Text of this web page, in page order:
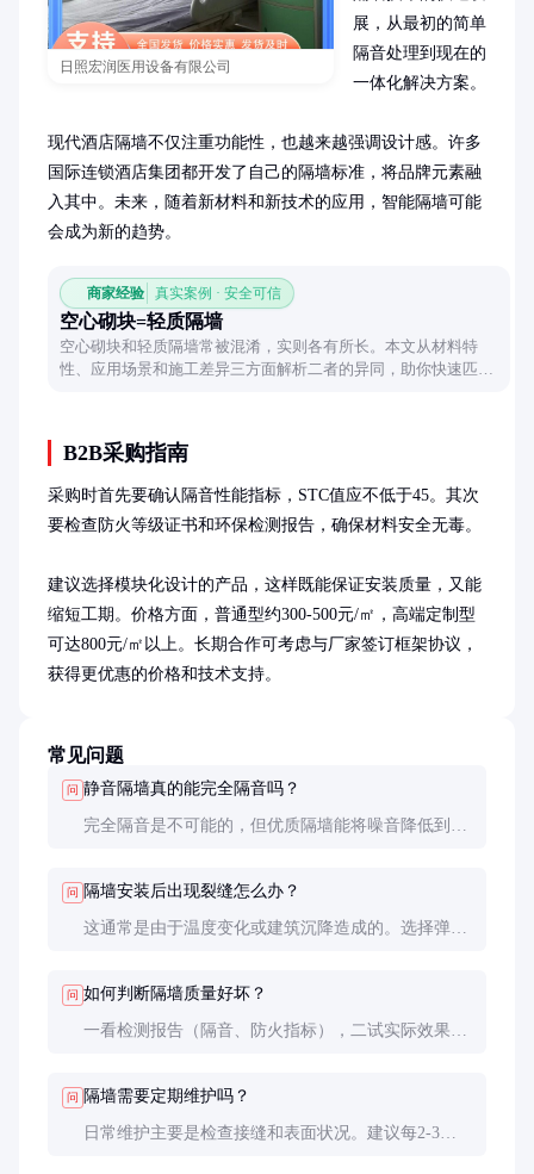
日照宏润医用设备有限公司
展，从最初的简单
隔音处理到现在的
一体化解决方案。
现代酒店隔墙不仅注重功能性，也越来越强调设计感。许多
国际连锁酒店集团都开发了自己的隔墙标准，将品牌元素融
入其中。未来，随着新材料和新技术的应用，智能隔墙可能
会成为新的趋势。
商家经验 真实案例 · 安全可信
空心砌块=轻质隔墙
空心砌块和轻质隔墙常被混淆，实则各有所长。本文从材料特
性、应用场景和施工差异三方面解析二者的异同，助你快速匹配
B2B采购指南
采购时首先要确认隔音性能指标，STC值应不低于45。其次
要检查防火等级证书和环保检测报告，确保材料安全无毒。
建议选择模块化设计的产品，这样既能保证安装质量，又能
缩短工期。价格方面，普通型约300-500元/㎡，高端定制型
可达800元/㎡以上。长期合作可考虑与厂家签订框架协议，
获得更优惠的价格和技术支持。
常见问题
问 静音隔墙真的能完全隔音吗？
完全隔音是不可能的，但优质隔墙能将噪音降低到不
问 隔墙安装后出现裂缝怎么办？
这通常是由于温度变化或建筑沉降造成的。选择弹性
问 如何判断隔墙质量好坏？
一看检测报告（隔音、防火指标），二试实际效果
问 隔墙需要定期维护吗？
日常维护主要是检查接缝和表面状况。建议每2-3年